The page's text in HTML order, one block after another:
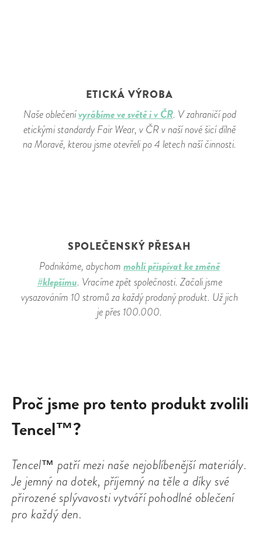
ETICKÁ VÝROBA
Naše oblečenívyrábíme ve světě i v ČR. V zahraničí pod
etickými standardy Fair Wear, v ČR v naší nové šicí dílně
na Moravě, kterou jsme otevřeli po 4 letech naší činnosti.
SPOLEČENSKÝ PŘESAH
Podnikáme, abychom mohli přispívat ke změně
#klepšímu. Vracíme zpět společnosti. Začali jsme
vysazováním 10 stromů za každý prodaný produkt. Už jich
je přes 100.000.
Proč jsme pro tento produkt zvolili
Tencel™?
Tencel™ patří mezi naše nejoblíbenější materiály.
Je jemný na dotek, příjemný na těle a díky své
přirozené splývavosti vytváří pohodlné oblečení
pro každý den.